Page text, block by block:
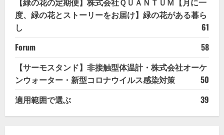
度、緑の花とストーリーをお届け】緑の花がある暮ら
し
61
Forum
58
【サーモスタンド】非接触型体温計・株式会社オーケ
ンウォーター・新型コロナウイルス感染対策
50
適用範囲で選ぶ
39